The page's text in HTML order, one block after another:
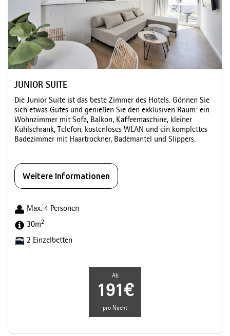
JUNIOR SUITE
Die Junior Suite ist das beste Zimmer des Hotels. Gönnen Sie
sich etwas Gutes und genießen Sie den exklusiven Raum: ein
Wohnzimmer mit Sofa, Balkon, Kaffeemaschine, kleiner
Kühlschrank, Telefon, kostenloses WLAN und ein komplettes
Badezimmer mit Haartrockner, Bademantel und Slippers.
Weitere Informationen
Max. 4 Personen
30m2
2 Einzelbetten
Ab
191€
pro Nacht